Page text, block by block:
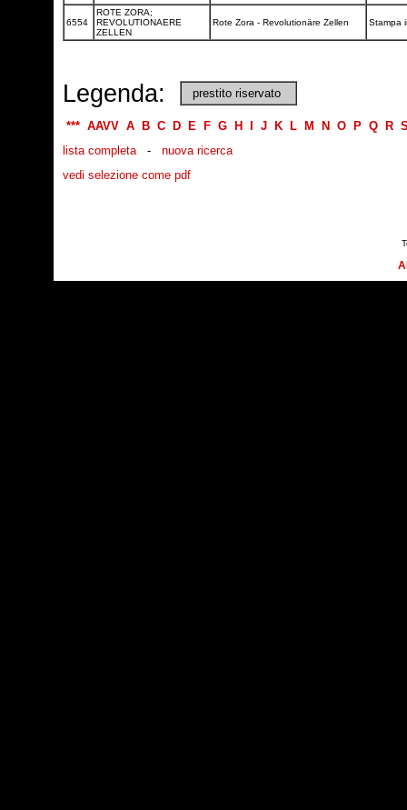
6554
ROTE ZORA;
REVOLUTIONAERE
ZELLEN
Rote Zora - Revolutionäre Zellen Stampa
Legenda: prestito riservato
*** AAVV A B C D E F G H J K L M N O P Q R
lista completa- nuova ricerca
vedi selezione come pdf